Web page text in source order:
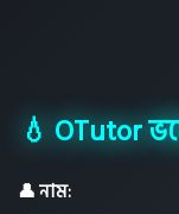
💧 OTutor
👤 নাম: